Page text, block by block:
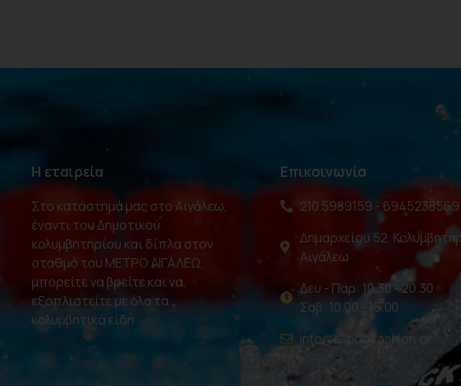
Η εταιρεία
Στο κατάστημά μας στο Αιγάλεω,
έναντι του Δημοτικού
κολυμβητηρίου και δίπλα στον
σταθμό του ΜΕΤΡΟ ΑΙΓΑΛΕΩ,
μπορείτε να βρείτε και να
εξοπλιστείτε με όλα τα
κολυμβητικά είδη.
Επικοινωνία
210 5989159 - 6945238569
Δημαρχείου 52,
Αιγάλεω
Δευ - Παρ: 10.30 - 20.30
Σαβ: 10.00 - 15.00
info@e-poolfashion.gr